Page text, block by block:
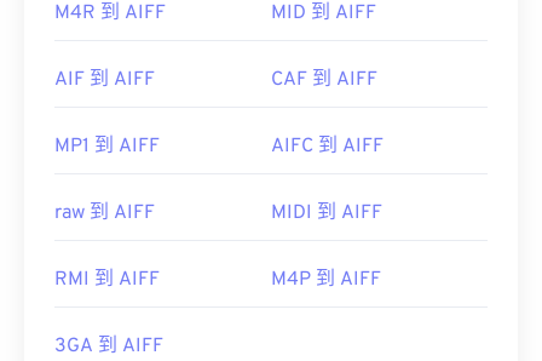
M4R 到 AIFF MID 到 AIFF
AIF 到 AIFF CAF 到 AIFF
MP1 到 AIFF AIFC 到 AIFF
raw 到 AIFF MIDI 到 AIFF
RMI 到 AIFF M4P 到 AIFF
3GA 到 AIFF